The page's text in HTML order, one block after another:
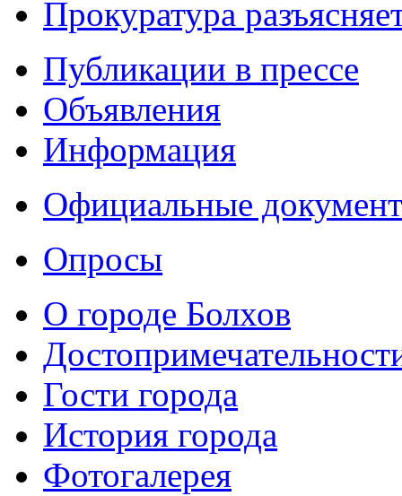
Прокуратура
Публикации в прессе
Объявления
Информация
Официальные
Опросы
О городе Болхов
Гости города
История города
Фотогалерея